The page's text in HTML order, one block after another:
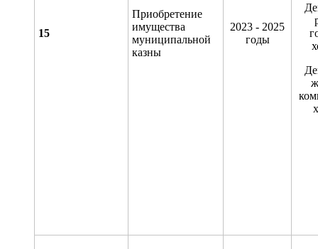
15
Приобретение
имущества
муниципальной
казны
2023 - 2025
годы